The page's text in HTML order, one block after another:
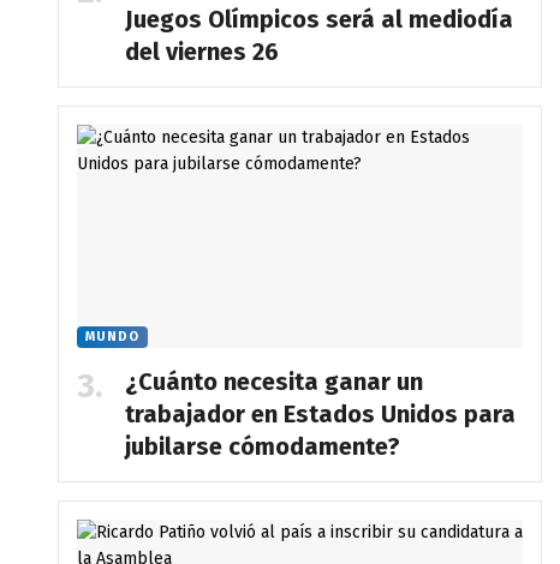
Juegos Olímpicos será al mediodía
del viernes 26
MUNDO
¿Cuánto necesita ganar un
trabajador en Estados Unidos para
jubilarse cómodamente?